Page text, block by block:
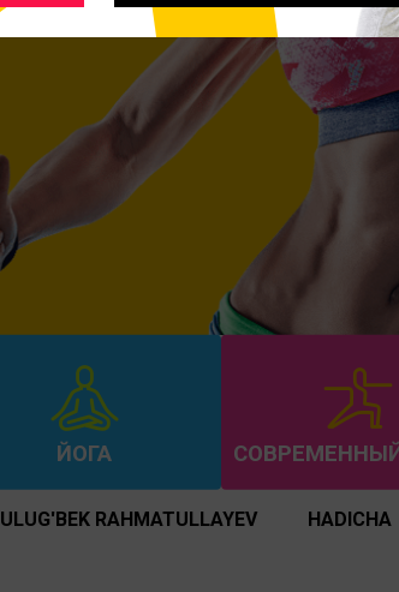
ЙОГА
ULUG'BEK RAHMATULLAYEV HADICHA